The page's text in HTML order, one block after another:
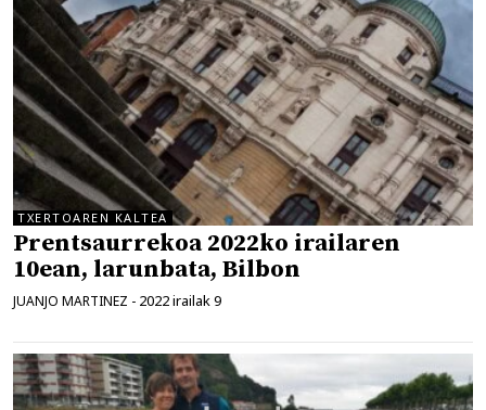
TXERTOAREN KALTEA
Prentsaurrekoa 2022ko irailaren
10ean, larunbata, Bilbon
JUANJO MARTINEZ - 2022 irailak 9